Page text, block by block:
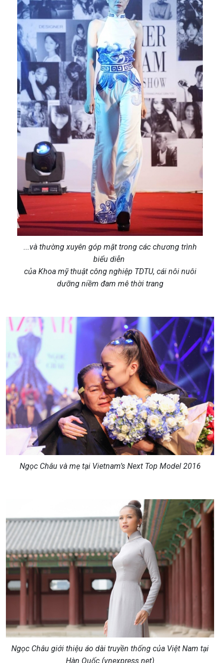
...và thường xuyên góp mặt trong các chương trình
biểu diễn
của Khoa mỹ thuật công nghiệp TDTU, cái nôi nuôi
dưỡng niềm đam mê thời trang
Ngọc Châu và mẹ tại Vietnam’s Next Top Model 2016
Ngọc Châu giới thiệu áo dài truyền thống của Việt Nam tại
Hàn Quốc (vnexpress.net)